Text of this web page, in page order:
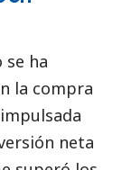
se ha
la compra
neta